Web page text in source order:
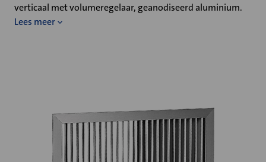
verticaal met volumeregelaar, geanodiseerd aluminium.
Lees meer